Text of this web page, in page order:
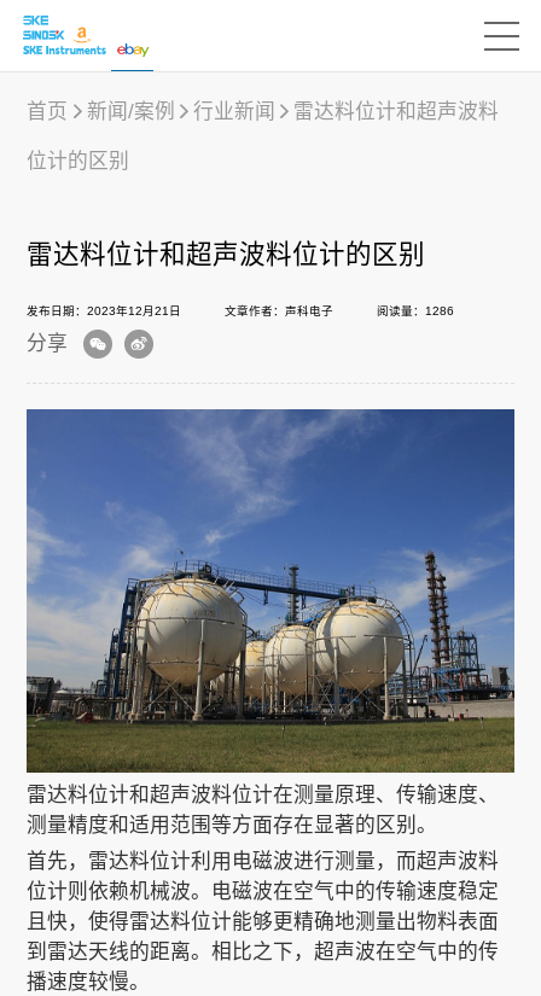
行业应用
下载中心
声科之“芯”
关于我们
EN
首页 新闻/案例 行业新闻 雷达料位计和超声波料
位计的区别
雷达料位计和超声波料位计的区别
发布日期：2023年12月21日 文章作者：声科电子 阅读量：1286
分享
雷达料位计和超声波料位计在测量原理、传输速度、
测量精度和适用范围等方面存在显著的区别。
首先，雷达料位计利用电磁波进行测量，而超声波料
位计则依赖机械波。电磁波在空气中的传输速度稳定
且快，使得雷达料位计能够更精确地测量出物料表面
到雷达天线的距离。相比之下，超声波在空气中的传
播速度较慢。